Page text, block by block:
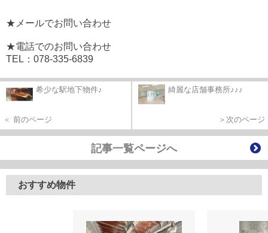
★メールでお問い合わせ
★電話でのお問い合わせ
TEL：078-335-6839
希少な駅地下物件♪
＜ 前のページ
綺麗な店舗事務所♪♪♪
＞次のページ
記事一覧ページへ
おすすめ物件